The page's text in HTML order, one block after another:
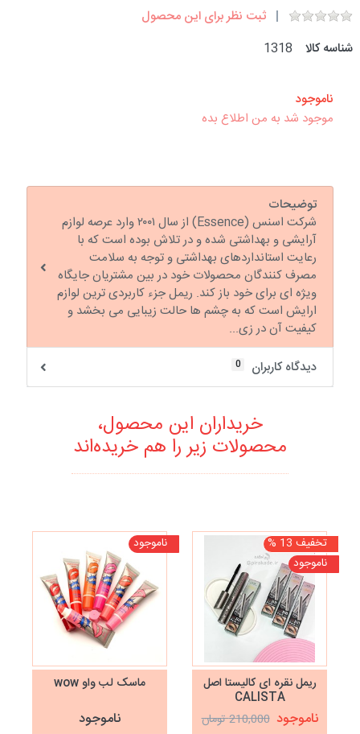
ثبت نظر برای این محصول
شناسه کالا
1318
ناموجود
موجود شد به من اطلاع بده
توضیحات
شرکت اسنس (Essence) از سال ۲۰۰۱ وارد عرصه لوازم
آرایشی و بهداشتی شده و در تلاش بوده است که با
رعایت استانداردهای بهداشتی و توجه به سلامت
مصرف کنندگان محصولات خود در بین مشتریان جایگاه
ویژه ای برای خود باز کند. ریمل جزء کاربردی ترین لوازم
ارایش است که به چشم ها حالت زیبایی می بخشد و
کیفیت آن در زی...
دیدگاه کاربران
0
خریداران این محصول،
محصولات زیر را هم خریده‌اند
تخفیف 13 %
ناموجود
ریمل نقره ای کالیستا اصل
CALISTA
ناموجود 210,000 تومان
ناموجود
ماسک لب واو wow
ناموجود